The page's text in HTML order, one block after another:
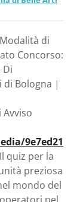
I -
DI
DI
di
di
Concorso:
Di
di Bologna |
9e7ed21
quiz per la
preziosa
mondo del